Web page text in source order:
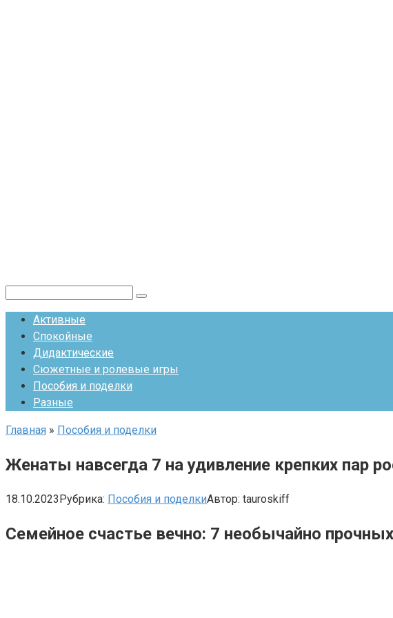
Активные
Спокойные
Дидактические
Сюжетные и ролевые игры
Пособия и поделки
Разные
Главная » Пособия и поделки
Женаты навсегда 7 на удивление крепких пар
18.10.2023Рубрика: Пособия и поделкиАвтор: tauroskiff
Семейное счастье вечно: 7 необычайно